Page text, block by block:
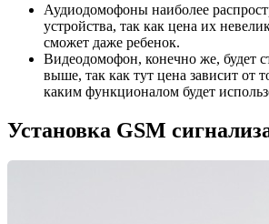
Аудиодомофоны наиболее
устройства, так как цена их
сможет даже ребенок.
Видеодомофон, конечно же, будет
выше, так как тут цена зависит от
каким функционалом будет
Установка GSM